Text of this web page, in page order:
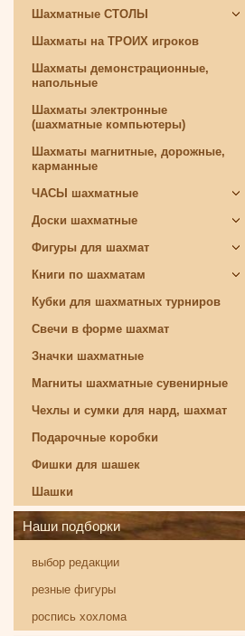
Шахматные СТОЛЫ
Шахматы на ТРОИХ игроков
Шахматы демонстрационные,
напольные
Шахматы электронные
(шахматные компьютеры)
Шахматы магнитные, дорожные,
карманные
ЧАСЫ шахматные
Доски шахматные
Фигуры для шахмат
Книги по шахматам
Кубки для шахматных турниров
Свечи в форме шахмат
Значки шахматные
Магниты шахматные сувенирные
Чехлы и сумки для нард, шахмат
Подарочные коробки
Фишки для шашек
Шашки
Наши подборки
выбор редакции
резные фигуры
роспись хохлома